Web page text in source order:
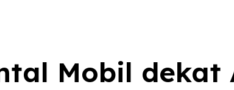
Mobil dekat